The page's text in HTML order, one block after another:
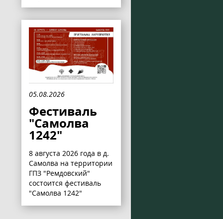
05.08.2026
Фестиваль
"Самолва
1242"
8 августа 2026 года в д.
Самолва на территории
ГПЗ "Ремдовский"
состоится фестиваль
"Самолва 1242"